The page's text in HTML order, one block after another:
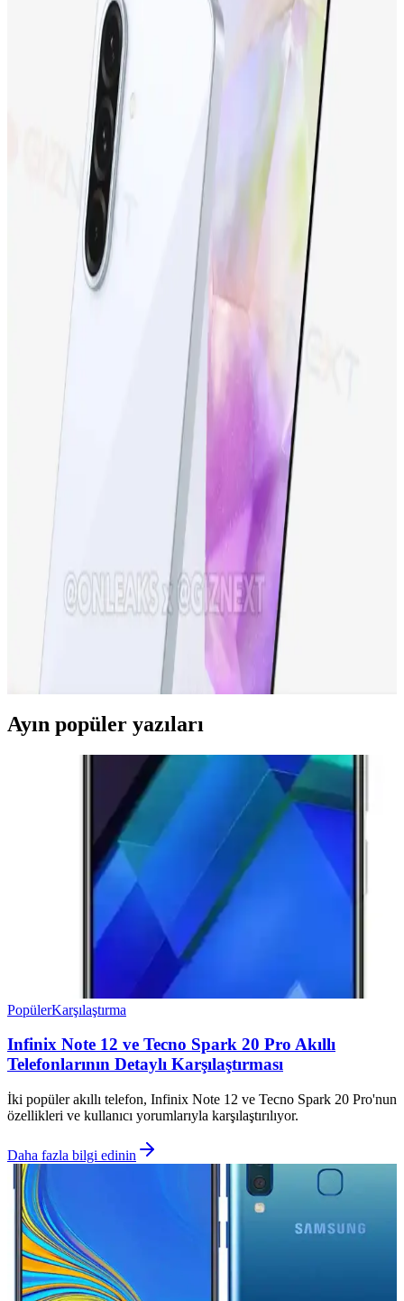
güçlü bataryası ve gelişmiş kamerasıyla günlük kullanım için ideal
bir akıllı telefon seçeneğidir.
Tecno Camon 19 Neo ve Tecno Spark 10
Karşılaştırması: Hangi Telefon Sizin İçin Uygun
Tecno Camon 19 Neo ve Tecno Spark 10'un özellikleri, kullanıcı
yorumları ve karşılaştırmasıyla, ihtiyaçlarınıza en uygun telefonu
Samsung Galaxy S24 Ultra: Yüksek Performans ve
Gelişmiş Kamera Özellikleriyle Yenilikçi Akıllı
Samsung Galaxy S24 Ultra, üstün kamera, yüksek performans ve
dayanıklı tasarımıyla öne çıkan en yeni akıllı telefon modeli.
Detaylar ve özellikler için inceleyin.
Samsung Galaxy S23 FE: Yüksek Performans ve
Uygun Fiyatlı Akıllı Telefon Seçenekleri
Samsung Galaxy S23 FE, yüksek performans, gelişmiş kamera ve
şık tasarımıyla uygun fiyatlı yeni nesil akıllı telefon. Günlük
kullanım ve profesyonel fotoğrafçılık için ideal seçenek.
iPhone 15 Pro ve Yeni Nesil Teknolojiler: Tasarım,
Performans ve Yenilikler
iPhone 15 Pro, gelişmiş ekran, güçlü işlemci ve yenilikçi kamera
özellikleriyle öne çıkıyor. Tasarım ve performans açısından yeni
standartlar belirleyen bu model, teknolojideki son trendleri
Samsung Galaxy A36 Özellikleri ve Kullanıcı
Deneyimleri Analizi
Samsung Galaxy A36, güçlü ekran, iyi kamera ve uzun pil ömrüyle
dikkat çeken uygun fiyatlı akıllı telefon. Güncel özellikleri ve
kullanıcı deneyimleri detaylarıyla inceleniyor.
Ayın popüler yazıları
PopülerKarşılaştırma
Infinix Note 12 ve Tecno Spark 20 Pro Akıllı
Telefonlarının Detaylı Karşılaştırması
İki popüler akıllı telefon, Infinix Note 12 ve Tecno Spark 20 Pro'nun
özellikleri ve kullanıcı yorumlarıyla karşılaştırılıyor.
Daha fazla bilgi edinin